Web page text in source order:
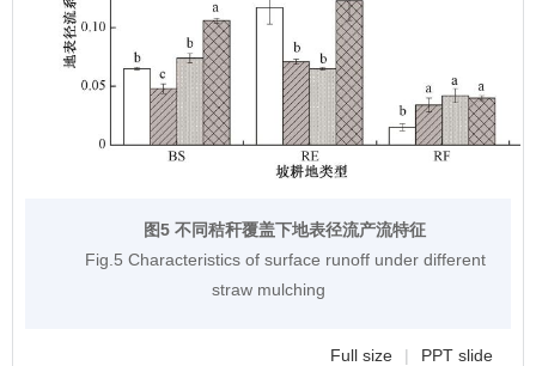
图5 不同秸秆覆盖下地表径流产流特征
Fig.5 Characteristics of surface runoff under different
straw mulching
Full size | PPT slide